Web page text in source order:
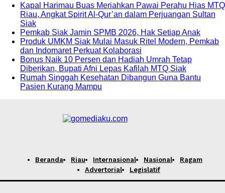
Kapal Harimau Buas Meriahkan Pawai Perahu Hias MTQ
Riau, Angkat Spirit Al-Qur’an dalam Perjuangan Sultan
Siak
Pemkab Siak Jamin SPMB 2026, Hak Setiap Anak
Produk UMKM Siak Mulai Masuk Ritel Modern, Pemkab
dan Indomaret Perkuat Kolaborasi
Bonus Naik 10 Persen dan Hadiah Umrah Tetap
Diberikan, Bupati Afni Lepas Kafilah MTQ Siak
Rumah Singgah Kesehatan Dibangun Guna Bantu
Pasien Kurang Mampu
Beranda Riau Internasional Nasional
Ragam
Advertorial
Legislatif